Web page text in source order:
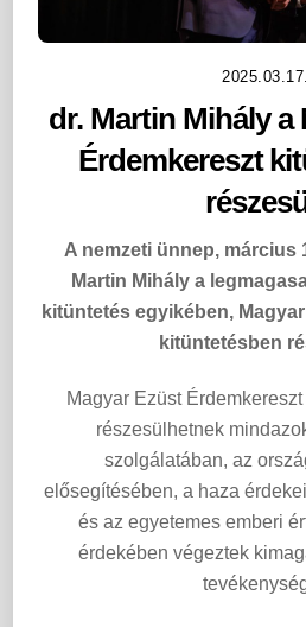
2025.03.17.
dr. Martin Mihály a
Érdemkereszt
A nemzeti ünnep, március
Martin Mihály a
kitüntetés egyikében,
kitüntetésben
Magyar Ezüst
részesülhetnek
szolgálatában, az
elősegítésében, a haza
és az egyetemes emberi
érdekében végeztek